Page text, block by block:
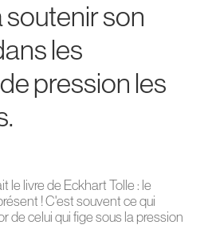
son
les
pression les
le livre de Eckhart Tolle : le
! C'est souvent ce qui
de celui qui fige sous la pression